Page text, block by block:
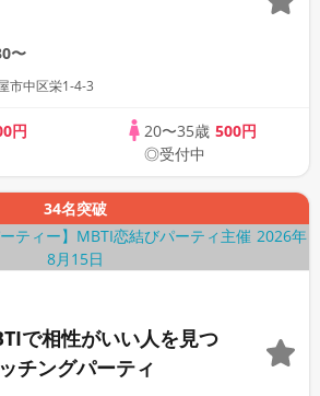
〜
市中区栄1-4-3
円
20〜35歳 500円
◎受付中
34名突破
で相性がいい人を見つ
チングパーティ